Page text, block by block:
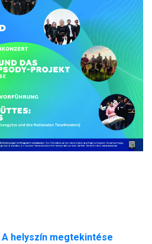
A helyszín megtekintése